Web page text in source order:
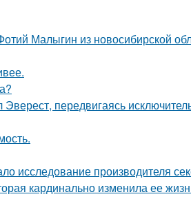
Малыгин из новосибирской
передвигаясь
исследование производителя
кардинально изменила ее